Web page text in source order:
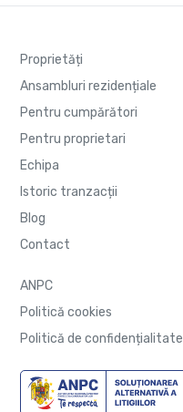
Proprietăți
Ansambluri rezidențiale
Pentru cumpărători
Pentru proprietari
Echipa
Istoric tranzacții
Blog
Contact
ANPC
Politică cookies
Politică de confidențialitate